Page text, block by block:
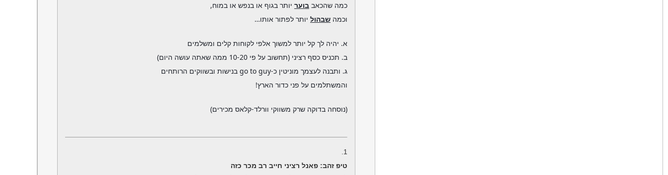
כמה שהכאב בוער יותר בגוף או בנפש או במוח,
וכמה שבהול יותר לפתור אותו…
א. יהיה לך קל יותר למשוך אלפי לקוחות קלים ומשלמים
ב. תכניס כסף רציני (תחשוב על פי 10-20 ממה שאתה עושה היום)
ג. ותבנה לעצמך מוניטין כ-go to guy בנישות ובשווקים הרותחים
והמשתלמים על פני כדור הארץ!
(נוסחה בדוקה שרק משווקי וורלד-קלאס מכירים)
1.
טיפ זהב: פאנל רציני חייב רב מכר כזה